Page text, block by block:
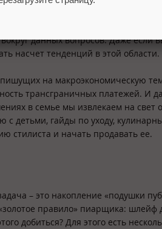
при помощи каких API удобнее,
Как его менять,
данных вопросов. Даже если
насчет тенденций в этой области.
на макроэкономическую
трансграничных платежей. И
в семье мы извлекаем на свет
детьми, гайды по уходу,
стилиста и начать продавать ее.
– это накопление «подушки
правило» пиарщика: шлейф
добиться? Для этого есть